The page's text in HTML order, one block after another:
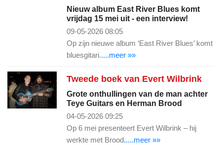
Nieuw album East River Blues komt
vrijdag 15 mei uit - een interview!
09-05-2026 08:05
Op zijn nieuwe album ‘East River Blues’ komt
bluesgitari.....meer »»
Tweede boek van Evert Wilbrink
Grote onthullingen van de man achter
Teye Guitars en Herman Brood
04-05-2026 09:25
Op 6 mei presenteert Evert Wilbrink – hij
werkte met Brood.....meer »»